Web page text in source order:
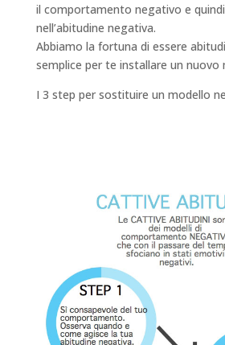
il comportamento negativo e
nell’abitudine negativa.
Abbiamo la fortuna di essere
semplice per te installare un nuovo
I 3 step per sostituire un modello